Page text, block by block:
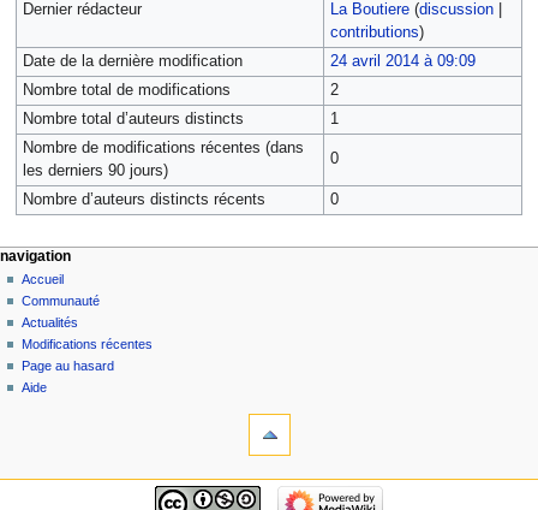
Dernier rédacteur
La Boutiere (discussion|
contributions)
Date de la dernière modification
24 avril 2014 à 09:09
Nombre total de modifications
2
Nombre total d’auteurs distincts
1
Nombre de modifications récentes (dans
les derniers 90 jours)
0
Nombre d’auteurs distincts récents 0
navigation
Accueil
Communauté
Actualités
Modifications récentes
Page au hasard
Aide